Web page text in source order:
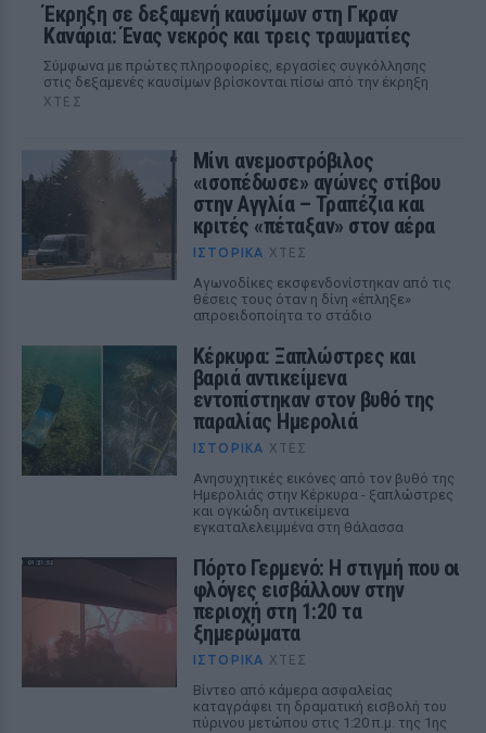
Έκρηξη σε δεξαμενή καυσίμων στη Γκραν
Κανάρια: Ένας νεκρός και τρεις τραυματίες
Σύμφωνα με πρώτες πληροφορίες, εργασίες συγκόλλησης
στις δεξαμενές καυσίμων βρίσκονται πίσω από την έκρηξη
ΧΤΕΣ
Μίνι ανεμοστρόβιλος
«ισοπέδωσε» αγώνες στίβου
στην Αγγλία – Τραπέζια και
κριτές «πέταξαν» στον αέρα
ΙΣΤΟΡΙΚΆ ΧΤΕΣ
Αγωνοδίκες εκσφενδονίστηκαν από τις
θέσεις τους όταν η δίνη «έπληξε»
απροειδοποίητα το στάδιο
Κέρκυρα: Ξαπλώστρες και
βαριά αντικείμενα
εντοπίστηκαν στον βυθό της
παραλίας Ημερολιά
ΙΣΤΟΡΙΚΆ ΧΤΕΣ
Ανησυχητικές εικόνες από τον βυθό της
Ημερολιάς στην Κέρκυρα - ξαπλώστρες
και ογκώδη αντικείμενα
εγκαταλελειμμένα στη θάλασσα
Πόρτο Γερμενό: Η στιγμή που οι
φλόγες εισβάλλουν στην
περιοχή στη 1:20 τα
ξημερώματα
ΙΣΤΟΡΙΚΆ ΧΤΕΣ
Βίντεο από κάμερα ασφαλείας
καταγράφει τη δραματική εισβολή του
πύρινου μετώπου στις 1:20 π.μ. της 1ης